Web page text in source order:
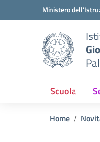
Vai ai contenuti
Vai al menu di navigazione
Ministero
Scuola
Home